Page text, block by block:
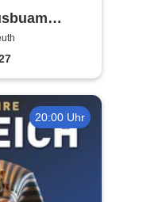
20:00 Uhr